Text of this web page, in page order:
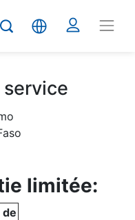
limitée:
de